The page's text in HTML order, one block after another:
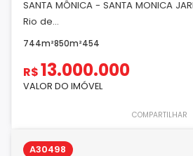
SANTA MÔNICA - SANTA MONICA
Rio de...
744m²850m²454
R$13.000.000
VALOR DO IMÓVEL
COMPARTILHAR
A30498